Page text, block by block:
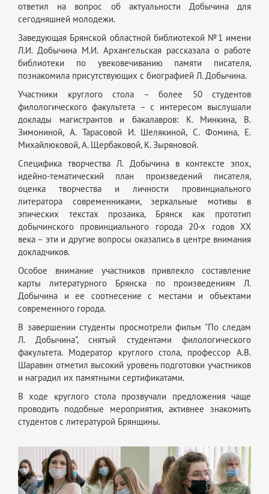
ответил на вопрос об актуальности Добычина для
сегодняшней молодежи.
Заведующая Брянской областной библиотекой №1 имени
Л.И. Добычина М.И. Архангельская рассказала о работе
библиотеки по увековечиванию памяти писателя,
познакомила присутствующих с биографией Л. Добычина.
Участники круглого стола – более 50 студентов
филологического факультета – с интересом выслушали
доклады магистрантов и бакалавров: К. Минкина, В.
Зимониной, А. Тарасовой И. Шелякиной, С. Фомина, Е.
Михайлюковой, А. Щербаковой, К. Зыряновой.
Специфика творчества Л. Добычина в контексте эпох,
идейно-тематический план произведений писателя,
оценка творчества и личности провинциального
литератора современниками, зеркальные мотивы в
эпических текстах прозаика, Брянск как прототип
добычинского провинциального города 20-х годов XX
века – эти и другие вопросы оказались в центре внимания
докладчиков.
Особое внимание участников привлекло составление
карты литературного Брянска по произведениям Л.
Добычина и ее соотнесение с местами и объектами
современного города.
В завершении студенты просмотрели фильм "По следам
Л. Добычина", снятый студентами филологического
факультета. Модератор круглого стола, профессор А.В.
Шаравин отметил высокий уровень подготовки участников
и наградил их памятными сертификатами.
В ходе круглого стола прозвучали предложения чаще
проводить подобные мероприятия, активнее знакомить
студентов с литературой Брянщины.